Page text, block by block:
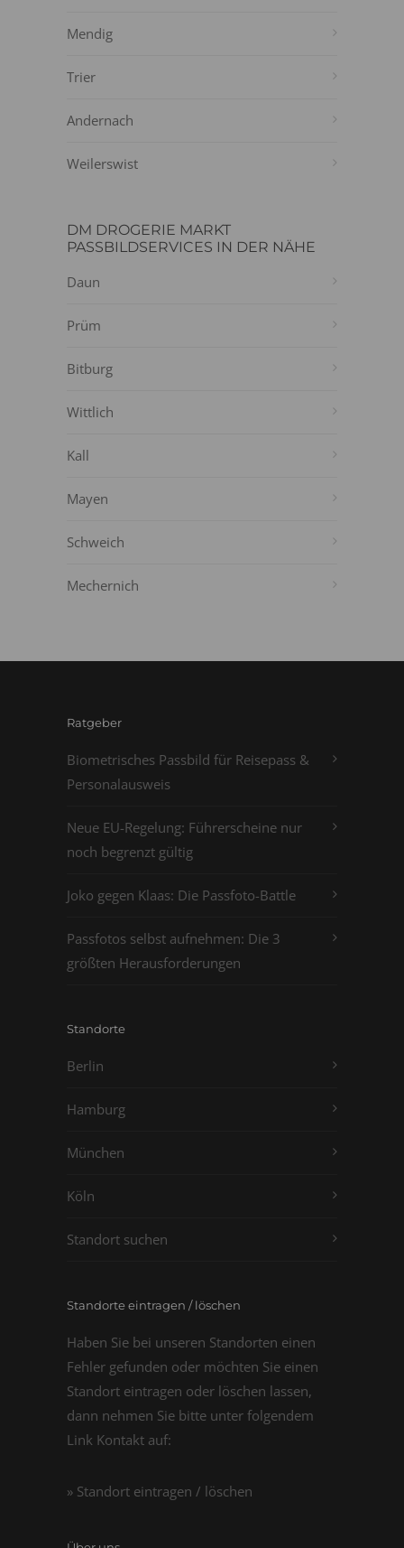
Mendig
Trier
Andernach
Weilerswist
DM DROGERIE MARKT
PASSBILDSERVICES IN DER NÄHE
Daun
Prüm
Bitburg
Wittlich
Kall
Mayen
Schweich
Mechernich
Ratgeber
Biometrisches Passbild für Reisepass &
Personalausweis
Neue EU-Regelung: Führerscheine nur
noch begrenzt gültig
Joko gegen Klaas: Die Passfoto-Battle
Passfotos selbst aufnehmen: Die 3
größten Herausforderungen
Standorte
Berlin
Hamburg
München
Köln
Standort suchen
Standorte eintragen / löschen
Haben Sie bei unseren Standorten einen
Fehler gefunden oder möchten Sie einen
Standort eintragen oder löschen lassen,
dann nehmen Sie bitte unter folgendem
Link Kontakt auf:
» Standort eintragen / löschen